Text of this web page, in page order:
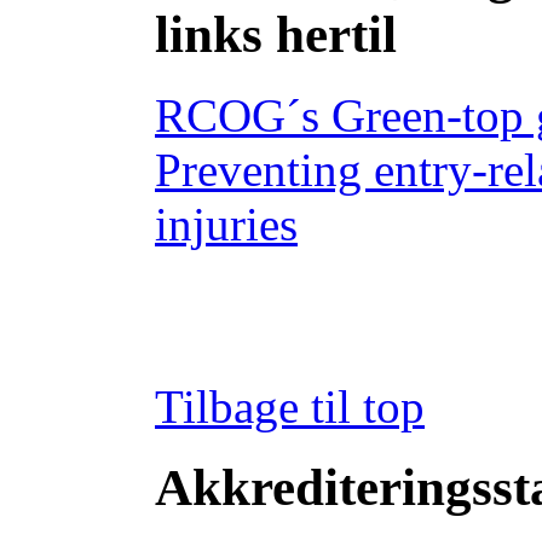
links hertil
RCOG´s Green-
Preventing entry-
injuries
Tilbage til top